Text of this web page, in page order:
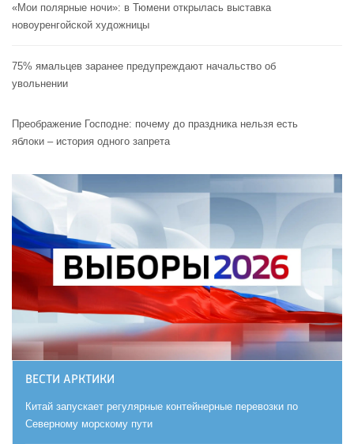
«Мои полярные ночи»: в Тюмени открылась выставка
новоуренгойской художницы
75% ямальцев заранее предупреждают начальство об
увольнении
Преображение Господне: почему до праздника нельзя есть
яблоки – история одного запрета
ВЕСТИ АРКТИКИ
Китай запускает регулярные контейнерные перевозки по
Северному морскому пути